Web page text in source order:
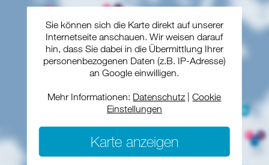
Sie können sich die Karte direkt auf unserer
Internetseite anschauen. Wir weisen darauf
hin, dass Sie dabei in die Übermittlung Ihrer
personenbezogenen Daten (z.B. IP-Adresse)
an Google einwilligen.
Mehr Informationen: Datenschutz |Cookie
Einstellungen
Karte anzeigen